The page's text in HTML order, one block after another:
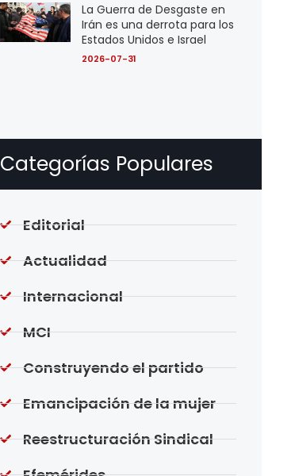
La Guerra de Desgaste en
Irán es una derrota para los
Estados Unidos e Israel
2026-07-31
Categorías Populares
Editorial
Actualidad
Internacional
MCI
Construyendo el partido
Emancipación de la mujer
Reestructuración Sindical